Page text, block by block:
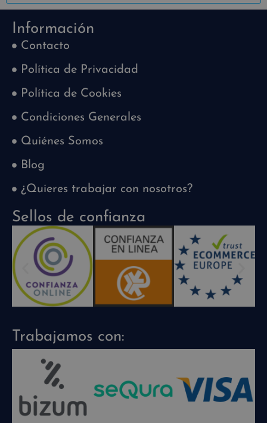
Información
Contacto
Política de Privacidad
Política de Cookies
Condiciones Generales
Quiénes Somos
Blog
¿Quieres trabajar con nosotros?
Sellos de confianza
Trabajamos con: